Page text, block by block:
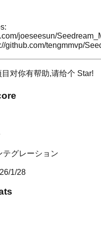
:
joeseesun/
github.com/tengmmvp/
目对你有帮助,请给个 Star!
テグレーション
1/28